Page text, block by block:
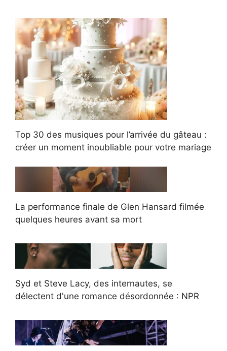
Top 30 des musiques pour l’arrivée du gâteau :
créer un moment inoubliable pour votre mariage
La performance finale de Glen Hansard filmée
quelques heures avant sa mort
Syd et Steve Lacy, des internautes, se
délectent d'une romance désordonnée : NPR